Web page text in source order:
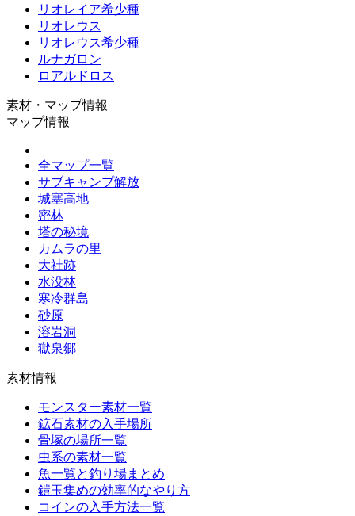
リオレイア希少種
リオレウス
リオレウス希少種
ルナガロン
ロアルドロス
素材・マップ情報
マップ情報
全マップ一覧
サブキャンプ解放
城塞高地
密林
塔の秘境
カムラの里
大社跡
水没林
寒冷群島
砂原
溶岩洞
獄泉郷
素材情報
モンスター素材一覧
鉱石素材の入手場所
骨塚の場所一覧
虫系の素材一覧
魚一覧と釣り場まとめ
鎧玉集めの効率的なやり方
コインの入手方法一覧